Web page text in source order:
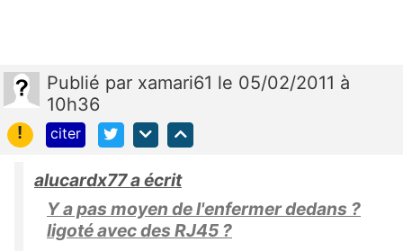
Publié par xamari61 le 05/02/2011 à
10h36
!
citer
alucardx77 a écrit
Y a pas moyen de l'enfermer dedans ?
ligoté avec des RJ45 ?